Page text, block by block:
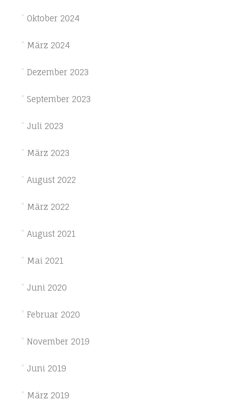
Oktober 2024
März 2024
Dezember 2023
September 2023
Juli 2023
März 2023
August 2022
März 2022
August 2021
Mai 2021
Juni 2020
Februar 2020
November 2019
Juni 2019
März 2019